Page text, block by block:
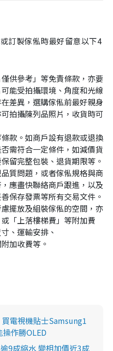
訂製傢俬時最好留意以下4
供參考」等免責條款，亦要
能受拍攝環境、角度和光線
差異，選購傢俬前最好親身
拍攝陳列品照片，收貨時可
款。如商戶設有退款或退換
需符合一定條件，如減價貨
留完整包裝、退貨期限等。
質問題，或者傢俬規格與商
應盡快聯絡商戶跟進，以及
保存發票等所有交易文件。
擺放及組裝傢俬的空間，亦
「上落樓梯費」等附加費
、運輸安排、
加收費等。
電視機貼士Samsung1
作勝OLED
9成縮水 變相加價近3成